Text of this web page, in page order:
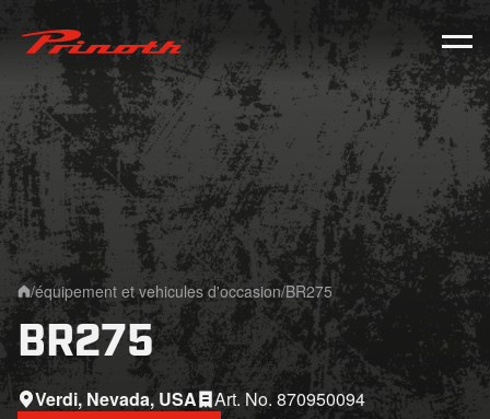
Prinoth - Corporate Website
Home
/équipement et vehicules d'occasion/BR275
BR275
Verdi, Nevada, USA Art. No. 870950094